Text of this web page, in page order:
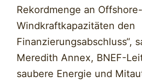
Rekordmenge an Offshore-
Windkraftkapazitäten den
Finanzierungsabschluss“,
Meredith Annex, BNEF-
saubere Energie und